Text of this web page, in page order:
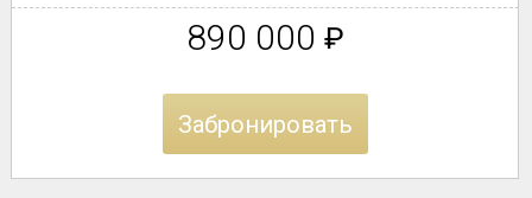
890 000 ₽
Забронировать